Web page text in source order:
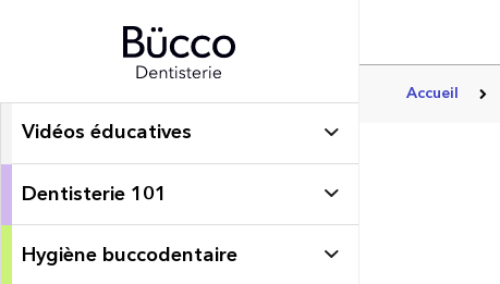
Vidéos éducatives
Dentisterie 101
Hygiène buccodentaire
Accueil